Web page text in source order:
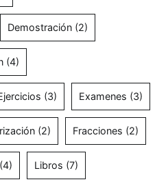
Demostración (2)
(4)
(3) Examenes (3)
(2) Fracciones (2)
(4) Libros (7)